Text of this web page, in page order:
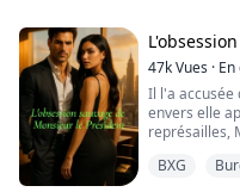
arrangement
aux ombres
47kVues ·
Il l'a accusée
envers elle
représailles,
de sa
BXG